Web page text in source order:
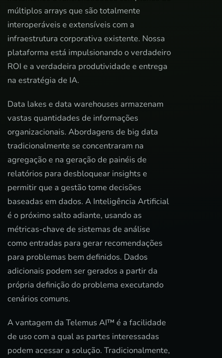
múltiplos arrays que são totalmente
interoperáveis e extensíveis com a
infraestrutura corporativa existente. Nossa
plataforma está impulsionando o verdadeiro
ROI e a verdadeira produtividade e entrega
na estratégia de IA.
Data lakes e data warehouses armazenam
vastas quantidades de informações
organizacionais. Abordagens de big data
tradicionalmente se concentraram na
agregação e na geração de painéis de
relatórios para desbloquear insights e
permitir que a gestão tome decisões
baseadas em dados. A Inteligência Artificial
é o próximo salto adiante, usando as
métricas-chave de sistemas de análise
como entradas para gerar recomendações
para problemas bem definidos. Dados
adicionais podem ser gerados a partir da
própria definição do problema executando
cenários comuns.
A vantagem da Telemus AI™ é a facilidade
de uso com a qual as partes interessadas
podem acessar a solução. Tradicionalmente,